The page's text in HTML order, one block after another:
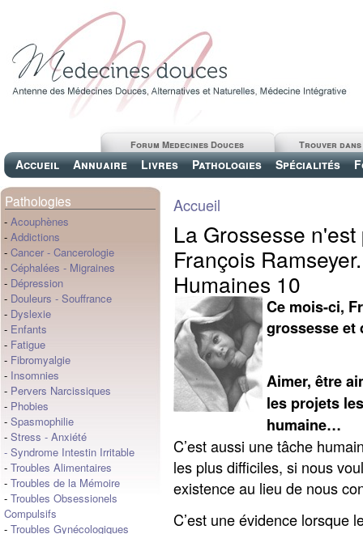
Accueil Annuaire Livres Pathologies Spécialités
Trouver
Forum Medecines Douces
Pathologies
- Acouphènes
- Addictions
- Cancer - Cancerologie
- Céphalées - Migraines
- Dépression
- Douleurs - Souffrance
- Dyslexie
- Enfants
- Fatigue
- Fibromyalgie
- Insomnies
- Pervers Narcissiques
- Phobies
- Spasmophilie
- Stress - Anxiété
- Syndrome Intestin Irritable
- Troubles Alimentaires
- Troubles de la Mémoire
- Troubles Obsessionels
Compulsifs
- Troubles Gynécologiques
Accueil
La Grossesse
François
Humaines 10
Ce mois-ci,
grossesse et
Aimer, être
les projets
humaine…
C’est aussi une tâche
les plus difficiles, si nous
existence au lieu de nous
C’est une évidence lorsque